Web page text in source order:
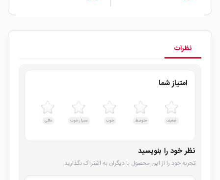
نظرات
امتیاز شما
ضعیف متوسط خوب بسیار خوب عالی
نظر خود را بنویسید
تجربه خود را از این محصول با دیگران به اشتراک بگذارید.